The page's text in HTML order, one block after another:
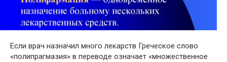
Если врач назначил много лекарств Греческое слово
«полипрагмазия» в переводе означает «множественное